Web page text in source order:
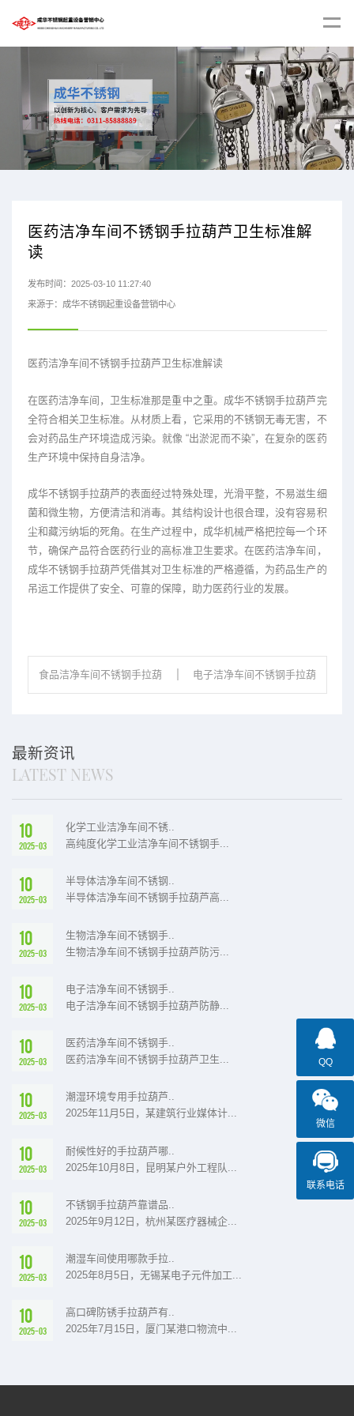
医药洁净车间不锈钢手拉葫芦卫生标准解
读
发布时间：2025-03-10 11:27:40
来源于：成华不锈钢起重设备营销中心
医药洁净车间不锈钢手拉葫芦卫生标准解读
在医药洁净车间，卫生标准那是重中之重。成华不锈钢手拉葫芦完
全符合相关卫生标准。从材质上看，它采用的不锈钢无毒无害，不
会对药品生产环境造成污染。就像 “出淤泥而不染”，在复杂的医药
生产环境中保持自身洁净。
成华不锈钢手拉葫芦的表面经过特殊处理，光滑平整，不易滋生细
菌和微生物，方便清洁和消毒。其结构设计也很合理，没有容易积
尘和藏污纳垢的死角。在生产过程中，成华机械严格把控每一个环
节，确保产品符合医药行业的高标准卫生要求。在医药洁净车间，
成华不锈钢手拉葫芦凭借其对卫生标准的严格遵循，为药品生产的
吊运工作提供了安全、可靠的保障，助力医药行业的发展。
食品洁净车间不锈钢手拉葫 电子洁净车间不锈钢手拉葫
最新资讯
LATEST NEWS
10
2025-03
化学工业洁净车间不锈..
高纯度化学工业洁净车间不锈钢手...
10
2025-03
半导体洁净车间不锈钢..
半导体洁净车间不锈钢手拉葫芦高...
10
2025-03
生物洁净车间不锈钢手..
生物洁净车间不锈钢手拉葫芦防污...
10
2025-03
电子洁净车间不锈钢手..
电子洁净车间不锈钢手拉葫芦防静...
10
2025-03
医药洁净车间不锈钢手..
医药洁净车间不锈钢手拉葫芦卫生...
10
2025-03
潮湿环境专用手拉葫芦..
2025年11月5日，某建筑行业媒体计...
10
2025-03
耐候性好的手拉葫芦哪..
2025年10月8日，昆明某户外工程队...
10
2025-03
不锈钢手拉葫芦靠谱品..
2025年9月12日，杭州某医疗器械企...
10
2025-03
潮湿车间使用哪款手拉..
2025年8月5日，无锡某电子元件加工...
10
2025-03
高口碑防锈手拉葫芦有..
2025年7月15日，厦门某港口物流中...
QQ
微信
联系电话